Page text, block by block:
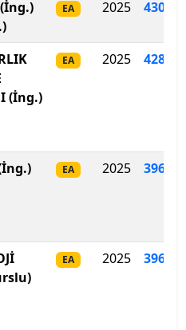
EA 2025
(İng.)
EA 2025 428
EA 2025 396
EA 2025 396